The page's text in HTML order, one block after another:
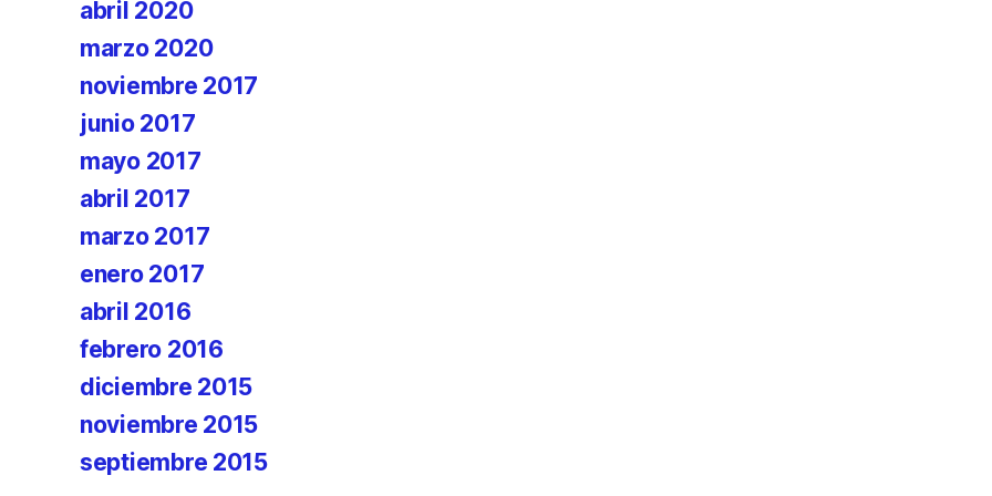
abril 2020
marzo 2020
noviembre 2017
junio 2017
mayo 2017
abril 2017
marzo 2017
enero 2017
abril 2016
febrero 2016
diciembre 2015
noviembre 2015
septiembre 2015